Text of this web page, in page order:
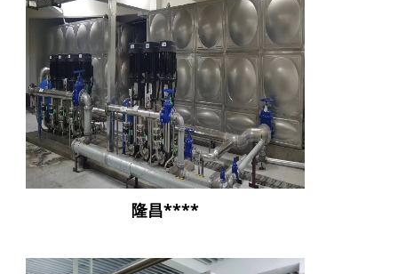
隆昌****